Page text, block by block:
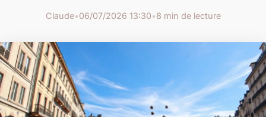
Claude•06/07/2026 13:30•8 min de lecture